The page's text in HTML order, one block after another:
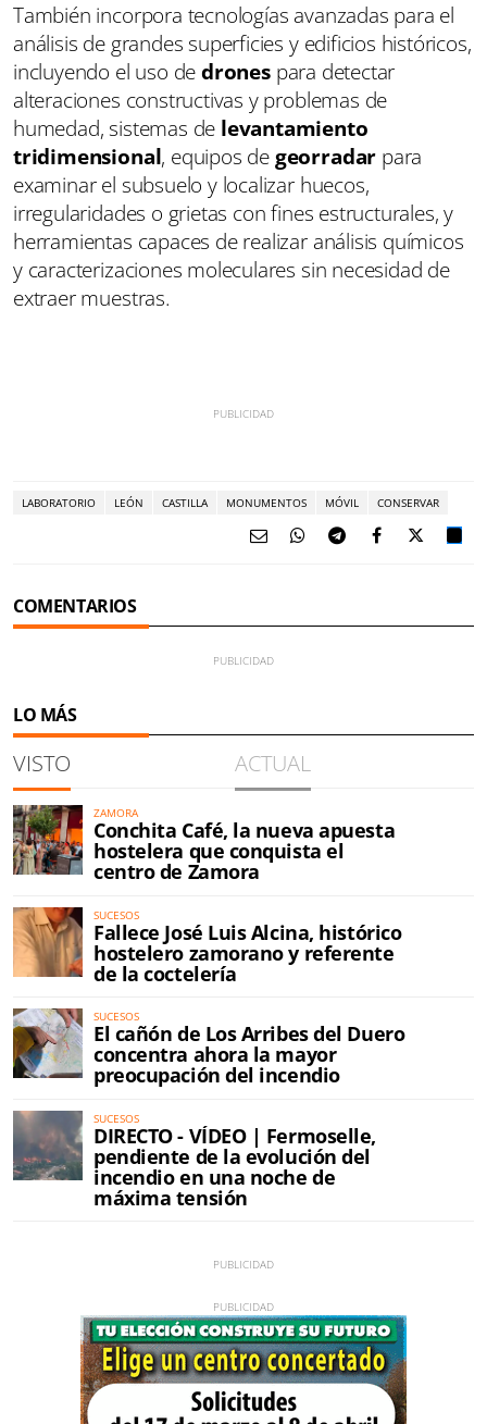
También incorpora tecnologías avanzadas para el
análisis de grandes superficies y edificios históricos,
incluyendo el uso dedronespara detectar
alteraciones constructivas y problemas de
humedad, sistemas de levantamiento
tridimensional, equipos degeorradar para
examinar el subsuelo y localizar huecos,
irregularidades o grietas con fines estructurales, y
herramientas capaces de realizar análisis químicos
y caracterizaciones moleculares sin necesidad de
extraer muestras.
LABORATORIO LEÓN CASTILLA MONUMENTOS MÓVIL CONSERVAR
COMENTARIOS
LO MÁS
VISTO ACTUAL
ZAMORA
Conchita Café, la nueva apuesta
hostelera que conquista el
centro de Zamora
SUCESOS
Fallece José Luis Alcina, histórico
hostelero zamorano y referente
de la coctelería
SUCESOS
El cañón de Los Arribes del Duero
concentra ahora la mayor
preocupación del incendio
SUCESOS
DIRECTO - VÍDEO | Fermoselle,
pendiente de la evolución del
incendio en una noche de
máxima tensión